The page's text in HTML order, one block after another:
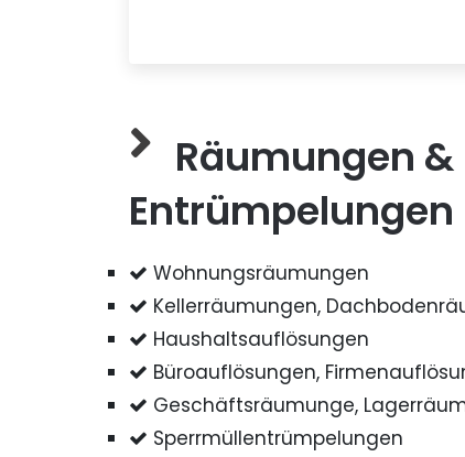
Räumungen &
Entrümpelungen
Wohnungsräumungen
Kellerräumungen,
Haushaltsauflösungen
Büroauflösungen,
Geschäftsräumunge,
Sperrmüllentrümpelungen